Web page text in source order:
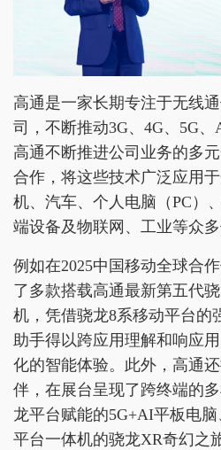
高通是一家长期专注于无线
司，不断推动3G、4G、5G、
高通不断推进公司业务的多
合作，将这些技术广泛应用
机、汽车、个人电脑（PC）
端设备及物联网、工业等众多
例如在2025中国移动全球合
了多款搭载高通最新第五代
机，凭借骁龙8系移动平台
助手得以跨应用理解和响应
化的智能体验。此外，高通
伴，在展台呈现了跨终端的
龙平台赋能的5G+AI平板电
平台一体机的骁龙XR奇幻之